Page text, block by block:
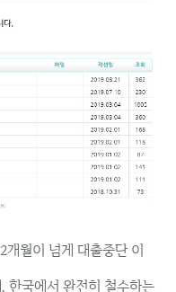
월이 넘게 대출중단 이
한국에서 완전히 철수하는